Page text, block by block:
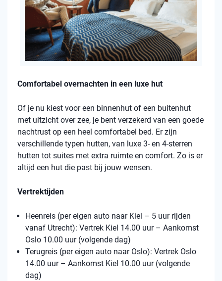
Comfortabel overnachten in een luxe hut
Of je nu kiest voor een binnenhut of een buitenhut
met uitzicht over zee, je bent verzekerd van een goede
nachtrust op een heel comfortabel bed. Er zijn
verschillende typen hutten, van luxe 3- en 4-sterren
hutten tot suites met extra ruimte en comfort. Zo is er
altijd een hut die past bij jouw wensen.
Vertrektijden
Heenreis (per eigen auto naar Kiel – 5 uur rijden
vanaf Utrecht): Vertrek Kiel 14.00 uur – Aankomst
Oslo 10.00 uur (volgende dag)
Terugreis (per eigen auto naar Oslo): Vertrek Oslo
14.00 uur – Aankomst Kiel 10.00 uur (volgende
dag)